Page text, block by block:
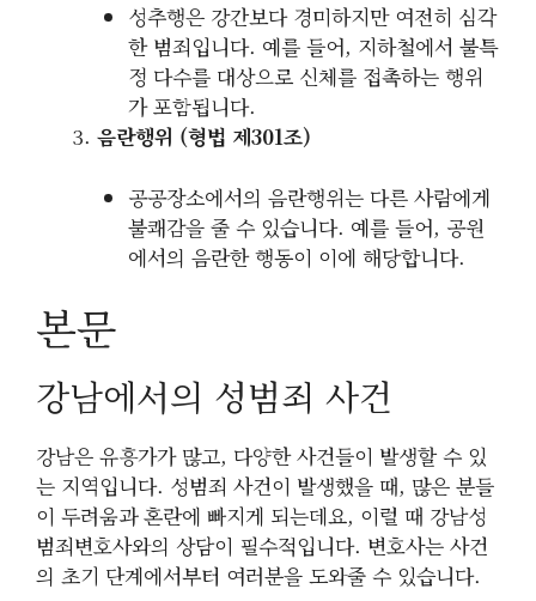
성추행은 강간보다 경미하지만 여전히 심각
한 범죄입니다. 예를 들어, 지하철에서 불특
정 다수를 대상으로 신체를 접촉하는 행위
가 포함됩니다.
음란행위 (형법 제301조)
공공장소에서의 음란행위는 다른 사람에게
불쾌감을 줄 수 있습니다. 예를 들어, 공원
에서의 음란한 행동이 이에 해당합니다.
본문
강남에서의 성범죄 사건
강남은 유흥가가 많고, 다양한 사건들이 발생할 수 있
는 지역입니다. 성범죄 사건이 발생했을 때, 많은 분들
이 두려움과 혼란에 빠지게 되는데요, 이럴 때 강남성
범죄변호사와의 상담이 필수적입니다. 변호사는 사건
의 초기 단계에서부터 여러분을 도와줄 수 있습니다.